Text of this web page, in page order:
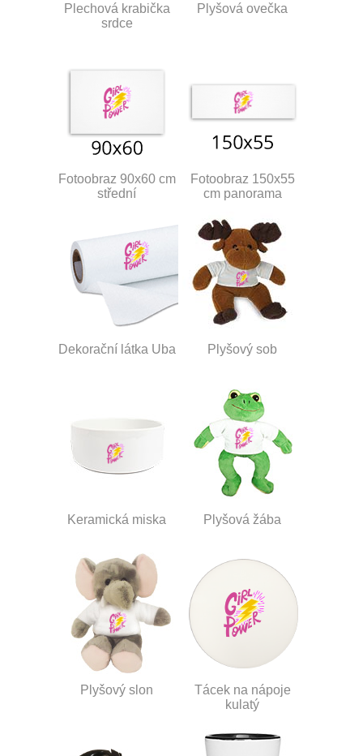
Plechová krabička
srdce
Plyšová ovečka
Fotoobraz 90x60 cm
střední
Fotoobraz 150x55
cm panorama
Dekorační látka Uba Plyšový sob
Keramická miska Plyšová žába
Plyšový slon
Tácek na nápoje
kulatý